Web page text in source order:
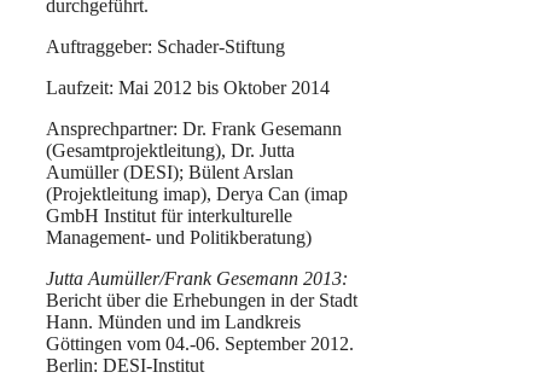
durchgeführt.
Auftraggeber: Schader-Stiftung
Laufzeit: Mai 2012 bis Oktober 2014
Ansprechpartner: Dr. Frank Gesemann
(Gesamtprojektleitung), Dr. Jutta
Aumüller (DESI); Bülent Arslan
(Projektleitung imap), Derya Can (imap
GmbH Institut für interkulturelle
Management- und Politikberatung)
Jutta Aumüller/Frank Gesemann 2013:
Bericht über die Erhebungen in der Stadt
Hann. Münden und im Landkreis
Göttingen vom 04.-06. September 2012.
Berlin: DESI-Institut